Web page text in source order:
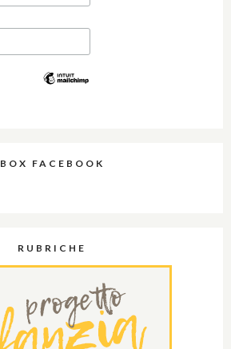
BOX FACEBOOK
RUBRICHE